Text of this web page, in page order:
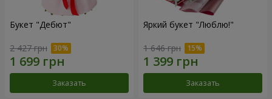
Букет "Дебют"
2 427 грн
Заказать
Яркий букет "Люблю!"
1 646 грн
Заказать